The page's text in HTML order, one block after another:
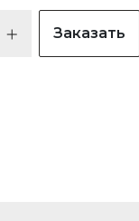
Заказать